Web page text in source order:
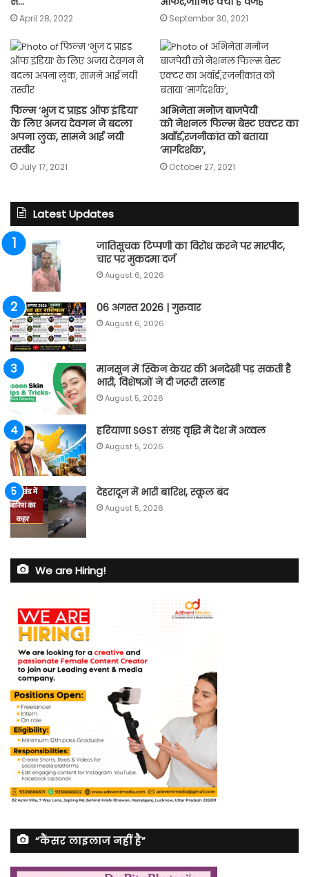
April 28, 2022 September 30, 2021
फिल्म ‘भुज द प्राइड ऑफ इंडिया’
के लिए अजय देवगन ने बदला
अपना लुक, सामने आई नयी
तस्वीर
July 17, 2021
अभिनेता मनोज बाजपेयी
को नेशनल फिल्म बेस्ट एक्टर का
अवॉर्ड,रजनीकांत को बताया
‘मार्गदर्शक’,
October 27, 2021
Latest Updates
जातिसूचक टिप्पणी का विरोध करने पर मारपीट,
चार पर मुकदमा दर्ज
August 6, 2026
06 अगस्त 2026 | गुरुवार
August 6, 2026
मानसून में स्किन केयर की अनदेखी पड़ सकती है
भारी, विशेषज्ञों ने दी जरूरी सलाह
August 5, 2026
हरियाणा SGST संग्रह वृद्धि में देश में अव्वल
August 5, 2026
देहरादून में भारी बारिश, स्कूल बंद
August 5, 2026
We are Hiring!
“कैंसर लाइलाज नहीं है”